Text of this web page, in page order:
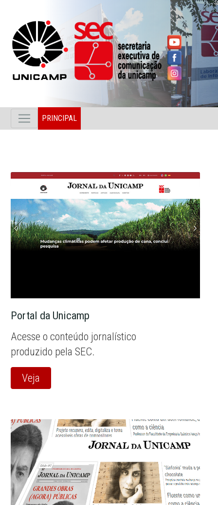
PRINCIPAL
Portal da Unicamp
Acesse o conteúdo jornalístico
produzido pela SEC.
Veja